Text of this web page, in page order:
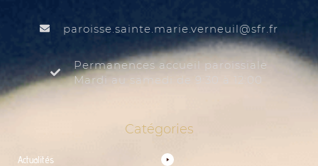
rf.rfs
@liuenrev.eiram.etnias.essiorap
Permanences accueil paroissiale
Mardi au samedi de 9:30 à 12:00
Catégories
Actualités